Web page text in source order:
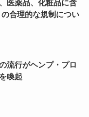
医薬品、化粧品に含
の合理的な規制につい
流行がヘンプ・プロ
喚起